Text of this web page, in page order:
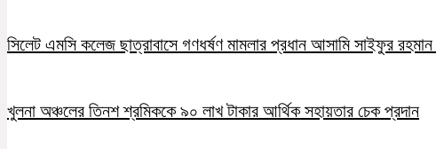
সিলেট এমসি কলেজ ছাত্রাবাসে গণধর্ষণ মামলার প্রধান আসামি সাইফুর
খুলনা অঞ্চলের তিনশ শ্রমিককে ৯০ লাখ টাকার আর্থিক সহায়তার চেক প্রদান